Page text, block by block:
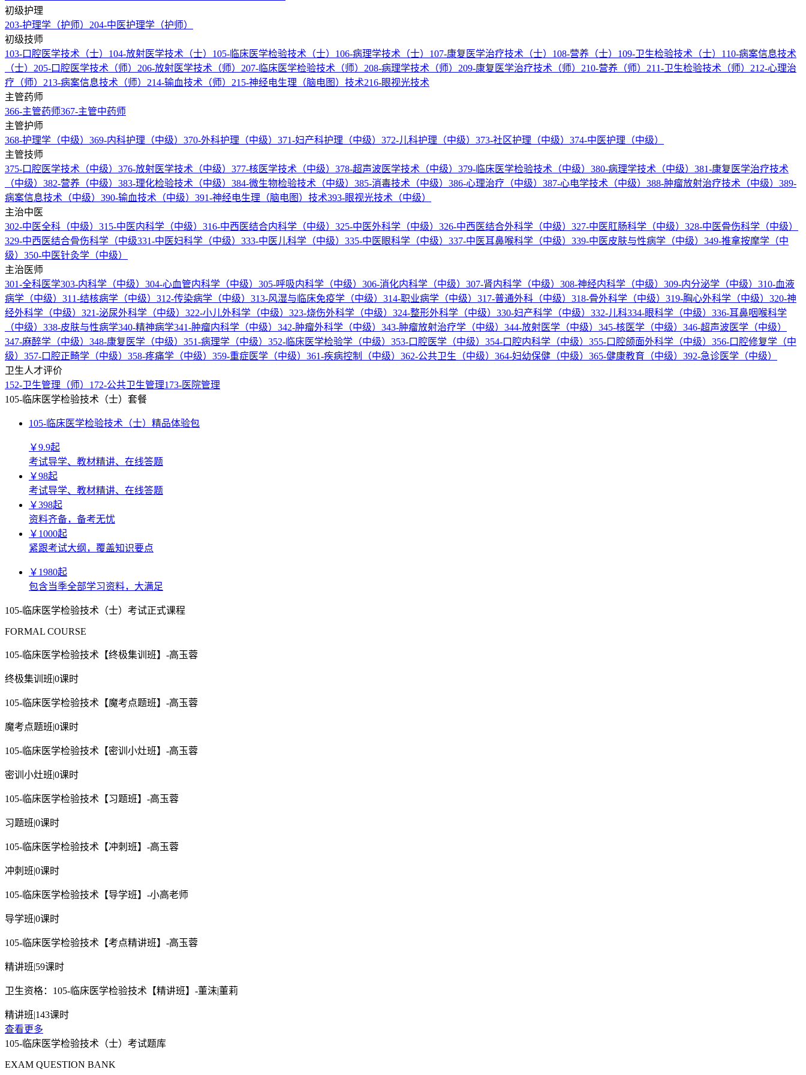
初级护理
203-护理学（护师） 204-中医护理学（护师）
初级技师
103-口腔医学技术（士） 104-放射医学技术（士） 105-临床医学检验技术（士） 106-病理学技术（士） 107-康复医学治疗技术（士） 108-营养（士） 109-卫生检验技术（士） 110-病案信息技术
（士） 205-口腔医学技术（师） 206-放射医学技术（师） 207-临床医学检验技术（师） 208-病理学技术（师） 209-康复医学治疗技术（师） 210-营养（师） 211-卫生检验技术（师） 212-心理治
疗（师） 213-病案信息技术（师） 214-输血技术（师） 215-神经电生理（脑电图）技术216-眼视光技术
主管药师
366-主管药师367-主管中药师
主管护师
368-护理学（中级） 369-内科护理（中级） 370-外科护理（中级） 371-妇产科护理（中级） 372-儿科护理（中级） 373-社区护理（中级） 374-中医护理（中级）
主管技师
375-口腔医学技术（中级） 376-放射医学技术（中级） 377-核医学技术（中级） 378-超声波医学技术（中级） 379-临床医学检验技术（中级） 380-病理学技术（中级） 381-康复医学治疗技术
（中级） 382-营养（中级） 383-理化检验技术（中级） 384-微生物检验技术（中级） 385-消毒技术（中级） 386-心理治疗（中级） 387-心电学技术（中级） 388-肿瘤放射治疗技术（中级） 389-
病案信息技术（中级） 390-输血技术（中级） 391-神经电生理（脑电图）技术393-眼视光技术（中级）
主治中医
302-中医全科（中级） 315-中医内科学（中级） 316-中西医结合内科学（中级） 325-中医外科学（中级） 326-中西医结合外科学（中级） 327-中医肛肠科学（中级） 328-中医骨伤科学（中级）
329-中西医结合骨伤科学（中级331-中医妇科学（中级） 333-中医儿科学（中级） 335-中医眼科学（中级） 337-中医耳鼻喉科学（中级） 339-中医皮肤与性病学（中级） 349-推拿按摩学（中
级） 350-中医针灸学（中级）
主治医师
301-全科医学303-内科学（中级） 304-心血管内科学（中级） 305-呼吸内科学（中级） 306-消化内科学（中级） 307-肾内科学（中级） 308-神经内科学（中级） 309-内分泌学（中级） 310-血液
病学（中级） 311-结核病学（中级） 312-传染病学（中级） 313-风湿与临床免疫学（中级） 314-职业病学（中级） 317-普通外科（中级） 318-骨外科学（中级） 319-胸心外科学（中级） 320-神
经外科学（中级） 321-泌尿外科学（中级） 322-小儿外科学（中级） 323-烧伤外科学（中级） 324-整形外科学（中级） 330-妇产科学（中级） 332-儿科334-眼科学（中级） 336-耳鼻咽喉科学
（中级） 338-皮肤与性病学340-精神病学341-肿瘤内科学（中级） 342-肿瘤外科学（中级） 343-肿瘤放射治疗学（中级） 344-放射医学（中级） 345-核医学（中级） 346-超声波医学（中级）
347-麻醉学（中级） 348-康复医学（中级） 351-病理学（中级） 352-临床医学检验学（中级） 353-口腔医学（中级） 354-口腔内科学（中级） 355-口腔颌面外科学（中级） 356-口腔修复学（中
级） 357-口腔正畸学（中级） 358-疼痛学（中级） 359-重症医学（中级） 361-疾病控制（中级） 362-公共卫生（中级） 364-妇幼保健（中级） 365-健康教育（中级） 392-急诊医学（中级）
卫生人才评价
152-卫生管理（师） 172-公共卫生管理173-医院管理
105-临床医学检验技术（士）套餐
105-临床医学检验技术（士）精品体验包
￥9.9起
考试导学、教材精讲、在线答题
￥98起
考试导学、教材精讲、在线答题
￥398起
资料齐备，备考无忧
￥ 1000起
紧跟考试大纲，覆盖知识要点
￥ 1980起
包含当季全部学习资料，大满足
105-临床医学检验技术（士）考试正式课程
FORMAL COURSE
105-临床医学检验技术【终极集训班】-高玉蓉
终极集训班|0课时
105-临床医学检验技术【魔考点题班】-高玉蓉
魔考点题班|0课时
105-临床医学检验技术【密训小灶班】-高玉蓉
密训小灶班|0课时
105-临床医学检验技术【习题班】-高玉蓉
习题班|0课时
105-临床医学检验技术【冲刺班】-高玉蓉
冲刺班|0课时
105-临床医学检验技术【导学班】-小高老师
导学班|0课时
105-临床医学检验技术【考点精讲班】-高玉蓉
精讲班|59课时
卫生资格：105-临床医学检验技术【精讲班】-董沫|董莉
精讲班|143课时
查看更多
105-临床医学检验技术（士）考试题库
EXAM QUESTION BANK